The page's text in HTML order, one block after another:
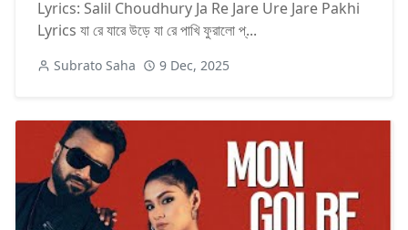
Lyrics: Salil Choudhury Ja Re Jare Ure Jare Pakhi
Lyrics যা রে যারে উড়ে যা রে পাখি ফুরালো প্...
Subrato Saha 9 Dec, 2025